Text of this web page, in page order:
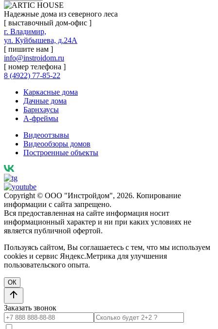
Надежные дома из северного леса
[ выставочный дом-офис ]
г. Владимир,
ул. Куйбышева, д.24А
[ пишите нам ]
info@instroidom.ru
[ номер телефона ]
8 (4922) 77-85-22
Каркасные дома
Дачные дома
Барнхаусы
А-фреймы
Видеоотзывы
Видеообзоры домов
Построенные объекты
Copyright © ООО "Инстройдом", 2026. Копирование
информации с сайта запрещено.
Вся предоставленная на сайте информация носит
информационный характер и ни при каких условиях не
является публичной офертой.
Пользуясь сайтом, Вы соглашаетесь с тем, что мы используем
cookies и сервис Яндекс.Метрика для улучшения
пользовательского опыта.
ОК
Заказать звонок